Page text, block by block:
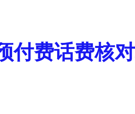
付费话费核